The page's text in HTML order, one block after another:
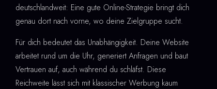
deutschlandweit: Eine gute Online-Strategie bringt dich
genau dort nach vorne, wo deine Zielgruppe sucht.
Für dich bedeutet das Unabhängigkeit. Deine Website
arbeitet rund um die Uhr, generiert Anfragen und baut
Vertrauen auf, auch während du schläfst. Diese
Reichweite lässt sich mit klassischer Werbung kaum